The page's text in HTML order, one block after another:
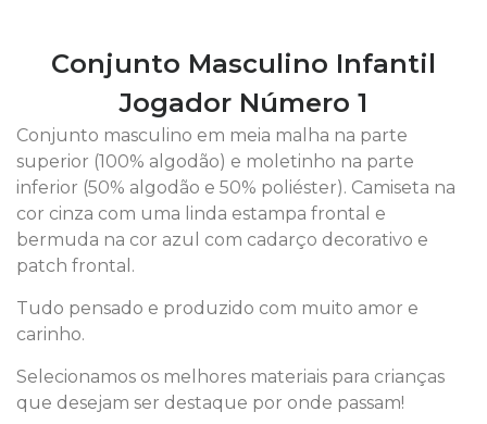
Conjunto Masculino Infantil
Jogador Número 1
Conjunto masculino em meia malha na parte
superior (100% algodão) e moletinho na parte
inferior (50% algodão e 50% poliéster). Camiseta na
cor cinza com uma linda estampa frontal e
bermuda na cor azul com cadarço decorativo e
patch frontal.
Tudo pensado e produzido com muito amor e
carinho.
Selecionamos os melhores materiais para crianças
que desejam ser destaque por onde passam!